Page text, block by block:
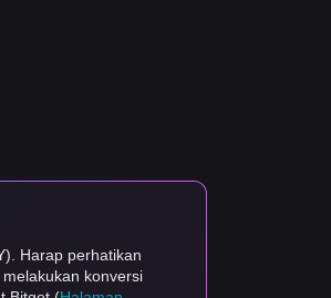
Harap perhatikan
konversi